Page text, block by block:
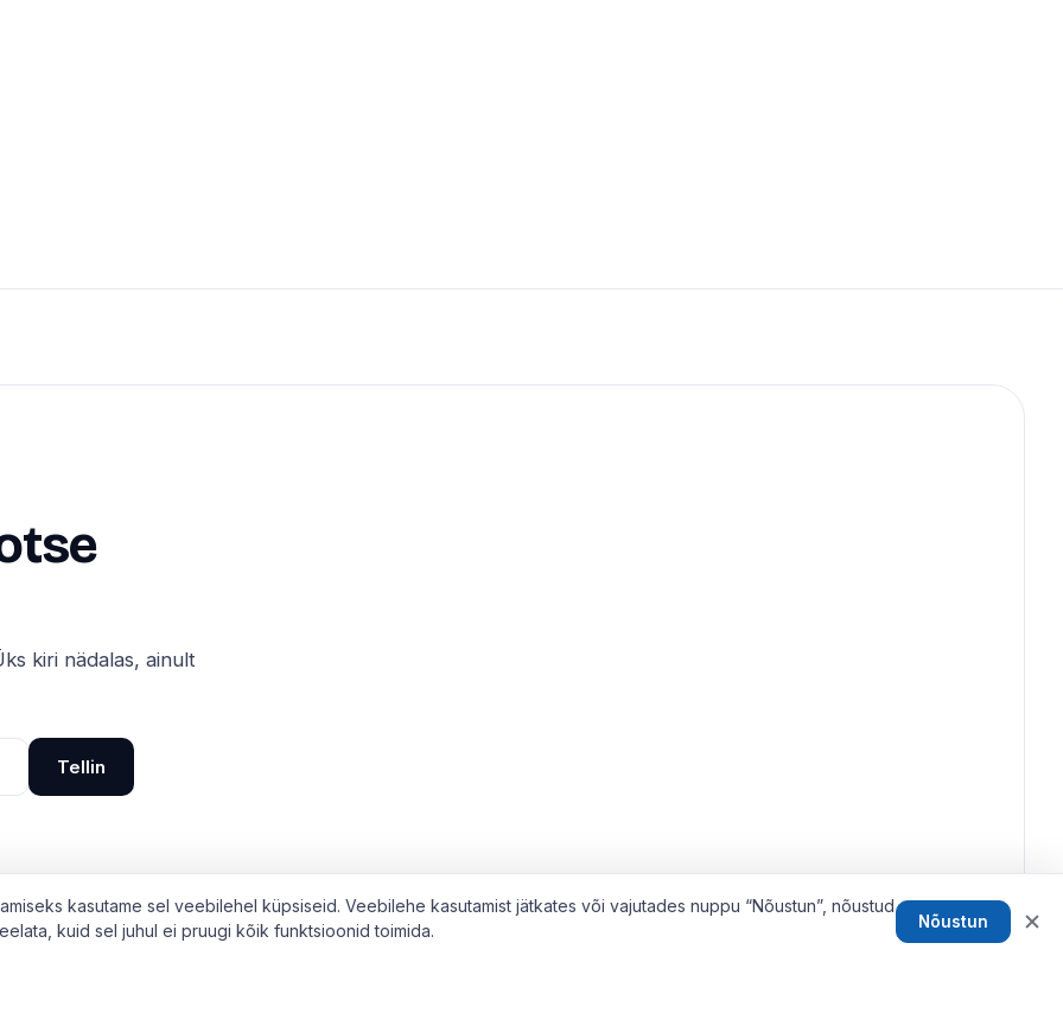
kiri nädalas, ainult
Tellin
kasutame sel veebilehel küpsiseid. Veebilehe kasutamist jätkates või vajutades nuppu “Nõustun”, nõustud
kuid sel juhul ei pruugi kõik funktsioonid toimida.
Nõustun